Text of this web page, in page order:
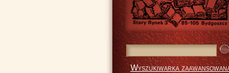
Wyszukiwarka